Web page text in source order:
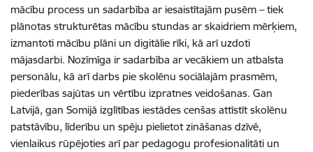
mācību process un sadarbība ar iesaistītajām pusēm – tiek
plānotas strukturētas mācību stundas ar skaidriem mērķiem,
izmantoti mācību plāni un digitālie rīki, kā arī uzdoti
mājasdarbi. Nozīmīga ir sadarbība ar vecākiem un atbalsta
personālu, kā arī darbs pie skolēnu sociālajām prasmēm,
piederības sajūtas un vērtību izpratnes veidošanas. Gan
Latvijā, gan Somijā izglītības iestādes cenšas attīstīt skolēnu
patstāvību, līderību un spēju pielietot zināšanas dzīvē,
vienlaikus rūpējoties arī par pedagogu profesionalitāti un